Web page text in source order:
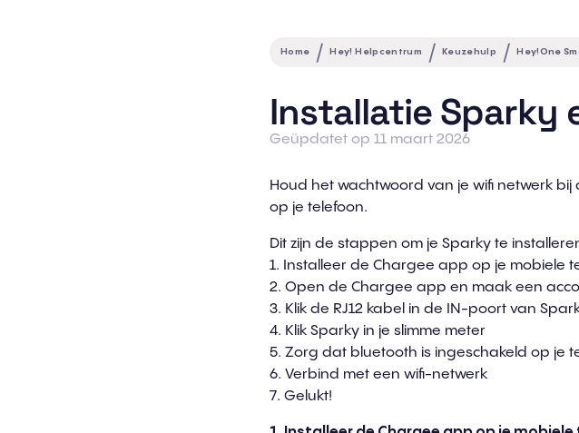
Home Hey! Helpcentrum Keuzehulp Hey!One
Installatie Sparky
Geüpdatet op 11 maart 2026
Houd het wachtwoord van je wifi netwerk
op je telefoon.
Dit zijn de stappen om je Sparky te
1. Installeer de Chargee app op je mobiele
2. Open de Chargee app en maak een
3. Klik de RJ12 kabel in de IN-poort van
4. Klik Sparky in je slimme meter
5. Zorg dat bluetooth is ingeschakeld op je
6. Verbind met een wifi-netwerk
7. Gelukt!